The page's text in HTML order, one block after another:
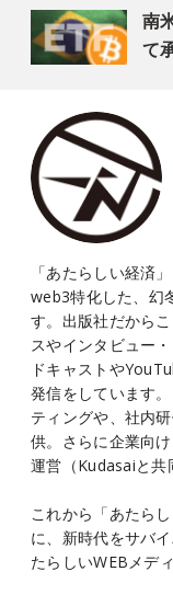
南
て
「あたらしい経済
web3特化した、幻
す。出版社だから
スやインタビュー
ドキャストや
発信をしています
ティングや、社内
供。さらに企業向
運営（Kudasaiと共
これから「あたら
に、新時代をサバ
たらしいWEBメデ